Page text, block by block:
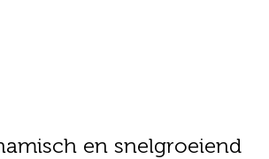
en snelgroeiend